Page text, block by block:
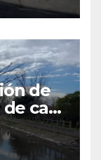
de
caer